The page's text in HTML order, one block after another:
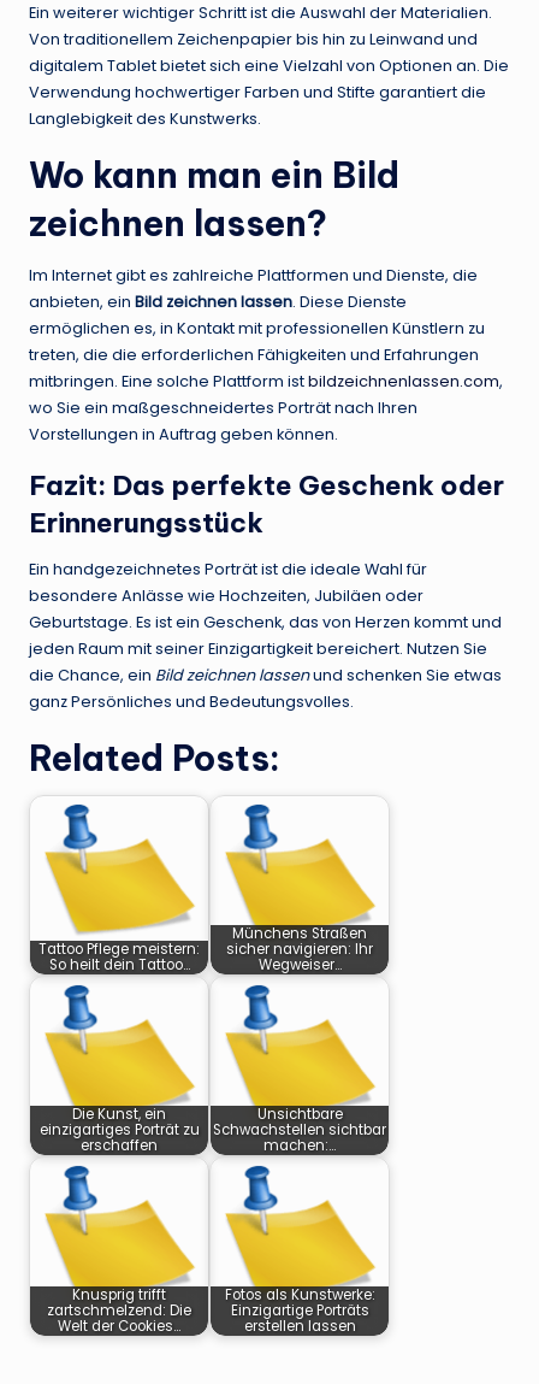
Ein weiterer wichtiger Schritt ist die Auswahl der Materialien.
Von traditionellem Zeichenpapier bis hin zu Leinwand und
digitalem Tablet bietet sich eine Vielzahl von Optionen an. Die
Verwendung hochwertiger Farben und Stifte garantiert die
Langlebigkeit des Kunstwerks.
Wo kann man ein Bild
zeichnen lassen?
Im Internet gibt es zahlreiche Plattformen und Dienste, die
anbieten, ein Bild zeichnen lassen. Diese Dienste
ermöglichen es, in Kontakt mit professionellen Künstlern zu
treten, die die erforderlichen Fähigkeiten und Erfahrungen
mitbringen. Eine solche Plattform istbildzeichnenlassen.com,
wo Sie ein maßgeschneidertes Porträt nach Ihren
Vorstellungen in Auftrag geben können.
Fazit: Das perfekte Geschenk oder
Erinnerungsstück
Ein handgezeichnetes Porträt ist die ideale Wahl für
besondere Anlässe wie Hochzeiten, Jubiläen oder
Geburtstage. Es ist ein Geschenk, das von Herzen kommt und
jeden Raum mit seiner Einzigartigkeit bereichert. Nutzen Sie
die Chance, ein Bild zeichnen lassenund schenken Sie etwas
ganz Persönliches und Bedeutungsvolles.
Related Posts:
Tattoo Pflege meistern:
So heilt dein Tattoo…
Münchens Straßen
sicher navigieren: Ihr
Wegweiser…
Die Kunst, ein
einzigartiges Porträt zu
erschaffen
Unsichtbare
Schwachstellen sichtbar
machen:…
Knusprig trifft
zartschmelzend: Die
Welt der Cookies…
Fotos als Kunstwerke:
Einzigartige Porträts
erstellen lassen